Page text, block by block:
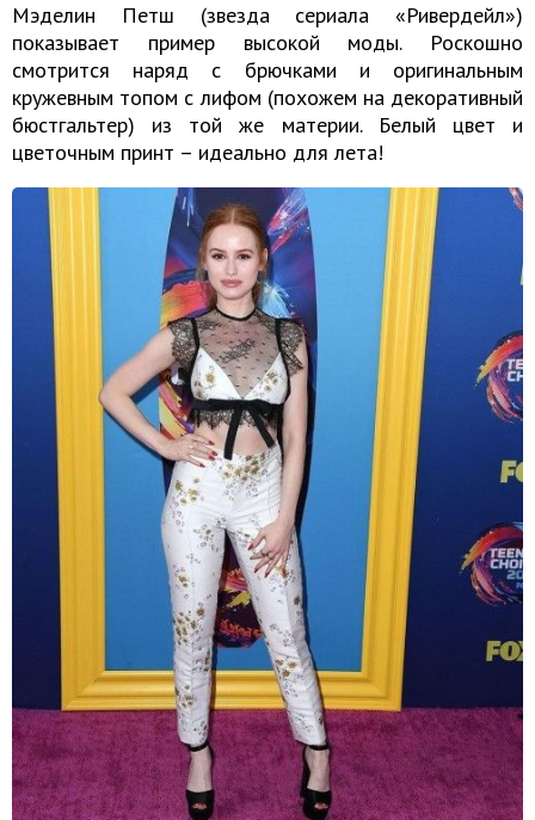
Мэделин Петш (звезда сериала «Ривердейл»)
показывает пример высокой моды. Роскошно
смотрится наряд с брючками и оригинальным
кружевным топом с лифом (похожем на декоративный
бюстгальтер) из той же материи. Белый цвет и
цветочным принт – идеально для лета!